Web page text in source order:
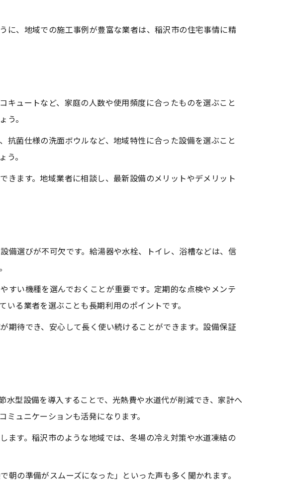
法
動向を解説
ポイント
と条件
イド
めの流れ
フォームを
事例と対策
に、地域での施工事例が豊富な業者は、稲沢市の住宅事情に精
ュートなど、家庭の人数や使用頻度に合ったものを選ぶこと
う。
菌仕様の洗面ボウルなど、地域特性に合った設備を選ぶこと
。
きます。地域業者に相談し、最新設備のメリットやデメリット
備選びが不可欠です。給湯器や水栓、トイレ、浴槽などは、信
すい機種を選んでおくことが重要です。定期的な点検やメンテ
る業者を選ぶことも長期利用のポイントです。
期待でき、安心して長く使い続けることができます。設備保証
型設備を導入することで、光熱費や水道代が削減でき、家計へ
ュニケーションも活発になります。
ます。稲沢市のような地域では、冬場の冷え対策や水道凍結の
の準備がスムーズになった」といった声も多く聞かれます。